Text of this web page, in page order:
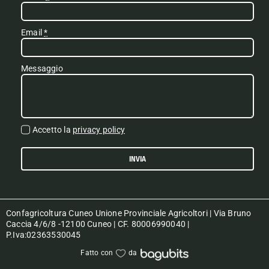
Email*
Messaggio
Accetto la privacy policy
INVIA
Confagricoltura Cuneo Unione Provinciale Agricoltori | Via Bruno
Caccia 4/6/8 -12100 Cuneo | CF. 80006990040 |
P.Iva:02363530045
Fatto con da